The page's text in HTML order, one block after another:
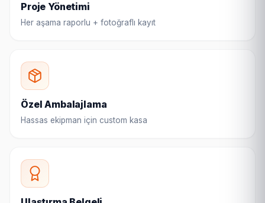
Proje Yönetimi
Her aşama raporlu + fotoğraflı kayıt
Özel Ambalajlama
Hassas ekipman için custom kasa